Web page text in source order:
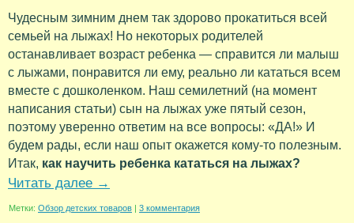
Чудесным зимним днем так здорово прокатиться всей
семьей на лыжах! Но некоторых родителей
останавливает возраст ребенка — справится ли малыш
с лыжами, понравится ли ему, реально ли кататься всем
вместе с дошколенком. Наш семилетний (на момент
написания статьи) сын на лыжах уже пятый сезон,
поэтому уверенно ответим на все вопросы: «ДА!» И
будем рады, если наш опыт окажется кому-то полезным.
Итак, как научить ребенка кататься на лыжах?
Читать далее →
Метки: Обзор детских товаров | 3 комментария